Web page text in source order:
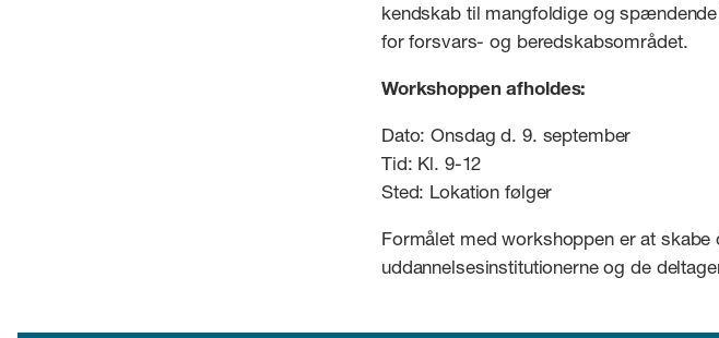
kendskab til mangfoldige og
for forsvars- og beredskabsområdet.
Workshoppen afholdes:
Dato: Onsdag d. 9. september
Tid: Kl. 9-12
Sted: Lokation følger
Formålet med workshoppen er at
uddannelsesinstitutionerne og de